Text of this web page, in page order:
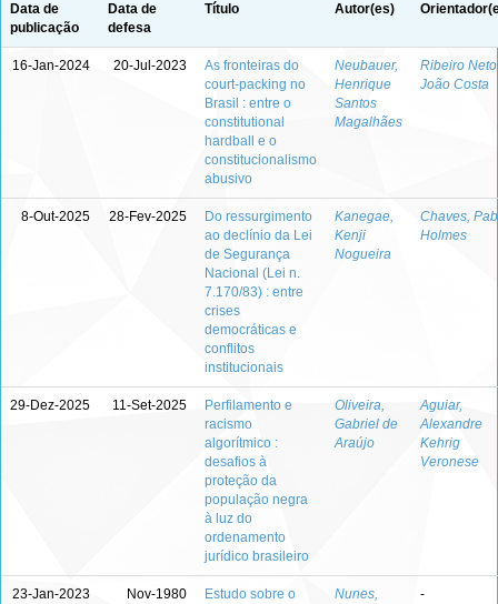
Data de
publicação
Data de
defesa
Título Autor(es)
16-Jan-2024 20-Jul-2023
As fronteiras do
court-packing no
Brasil : entre o
constitutional
hardball e o
constitucionalismo
abusivo
Neubauer,
Henrique
Santos
Magalhães
Ribeiro
João Costa
8-Out-2025 28-Fev-2025
Do ressurgimento
ao declínio da Lei
de Segurança
Nacional (Lei n.
7.170/83) : entre
crises
democráticas e
conflitos
institucionais
Kanegae,
Kenji
Nogueira
Chaves,
Holmes
29-Dez-2025 11-Set-2025
Perfilamento e
racismo
algorítmico :
desafios à
proteção da
população negra
à luz do
ordenamento
jurídico brasileiro
Oliveira,
Gabriel de
Araújo
Aguiar,
Alexandre
Kehrig
Veronese
23-Jan-2023 Nov-1980
Estudo sobre o
Nunes,
-